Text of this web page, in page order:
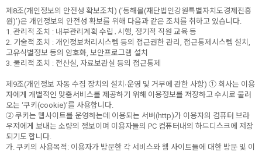
제8조(개인정보의 안전성 확보조치) (‘동해몰(재단법인강원특별자치도경제진흥
원)’)은 개인정보의 안전성 확보를 위해 다음과 같은 조치를 취하고 있습니다.
1. 관리적 조치 : 내부관리계획 수립․시행, 정기적 직원 교육 등
2. 기술적 조치 : 개인정보처리시스템 등의 접근권한 관리, 접근통제시스템 설치,
고유식별정보 등의 암호화, 보안프로그램 설치
3. 물리적 조치 : 전산실, 자료보관실 등의 접근통제
제9조(개인정보 자동 수집 장치의 설치∙운영 및 거부에 관한 사항) ① 회사는 이용
자에게 개별적인 맞춤서비스를 제공하기 위해 이용정보를 저장하고 수시로 불러
오는 ‘쿠키(cookie)’를 사용합니다.
② 쿠키는 웹사이트를 운영하는데 이용되는 서버(http)가 이용자의 컴퓨터 브라
우저에게 보내는 소량의 정보이며 이용자들의 PC 컴퓨터내의 하드디스크에 저장
되기도 합니다.
가. 쿠키의 사용목적: 이용자가 방문한 각 서비스와 웹 사이트들에 대한 방문 및 이